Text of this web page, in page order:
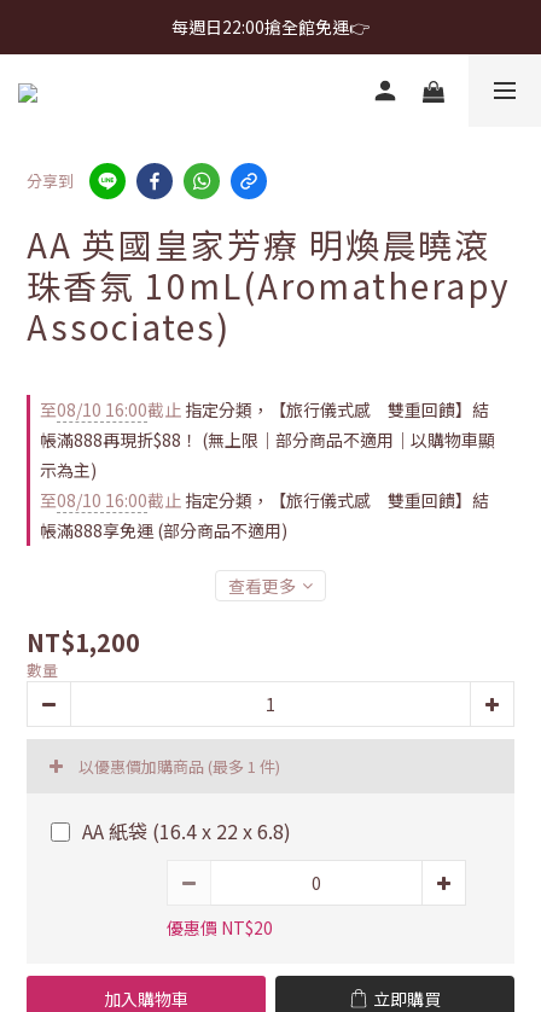
首購免運 $499 起 ＋ 加 LINE 領 $300 折價券 ➤
每週日22:00搶全館免運👉
首購免運 $499 起 ＋ 加 LINE 領 $300 折價券 ➤
分享到
AA 英國皇家芳療 明煥晨曉滾
珠香氛 10mL(Aromatherapy
Associates)
至08/10 16:00截止 指定分類，【旅行儀式感 雙重回饋】結
帳滿888再現折$88！ (無上限｜部分商品不適用｜以購物車顯
示為主)
至08/10 16:00截止 指定分類，【旅行儀式感 雙重回饋】結
帳滿888享免運 (部分商品不適用)
查看更多
NT$1,200
數量
以優惠價加購商品 (最多 1 件)
AA 紙袋 (16.4 x 22 x 6.8)
優惠價 NT$20
加入購物車 立即購買